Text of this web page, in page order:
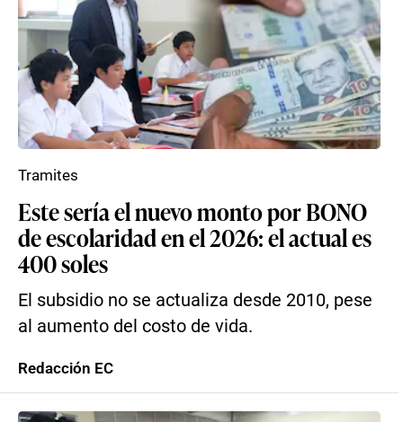
Este sería el nuevo monto por BONO
de escolaridad en el 2026: el actual es
400 soles
El subsidio no se actualiza desde 2010, pese
al aumento del costo de vida.
Tramites
Redacción EC